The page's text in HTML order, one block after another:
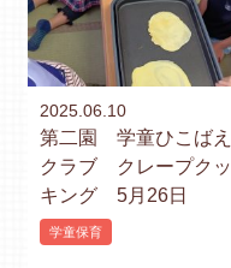
2025.06.10
第二園 学童ひこばえ
クラブ クレープクッ
キング 5月26日
学童保育